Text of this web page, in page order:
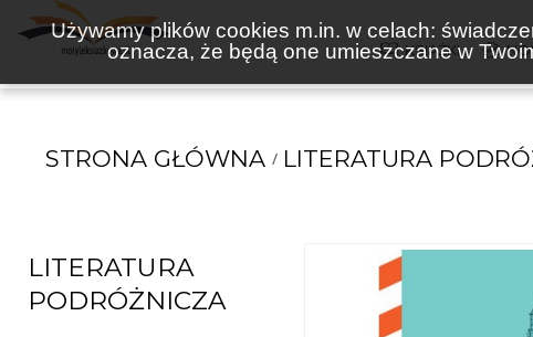
Używamy plików cookies m.in. w celach:
oznacza, że będą one umieszczane w
KSIĄŻKI
STRONA GŁÓWNA LITERATURA
LITERATURA
PODRÓŻNICZA